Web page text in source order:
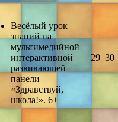
Весёлый урок
знаний на
мультимедийной
интерактивной
развивающей
панели
«Здравствуй,
школа!». 6+
29 30